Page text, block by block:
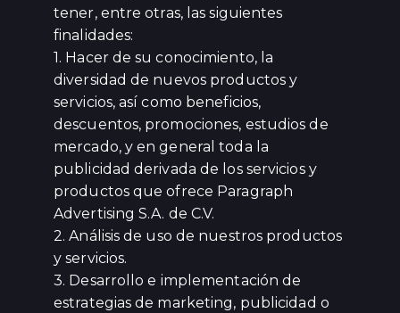
tener, entre otras, las siguientes
finalidades:
1. Hacer de su conocimiento, la
diversidad de nuevos productos y
servicios, así como beneficios,
descuentos, promociones, estudios de
mercado, y en general toda la
publicidad derivada de los servicios y
productos que ofrece Paragraph
Advertising S.A. de C.V.
2. Análisis de uso de nuestros productos
y servicios.
3. Desarrollo e implementación de
estrategias de marketing, publicidad o